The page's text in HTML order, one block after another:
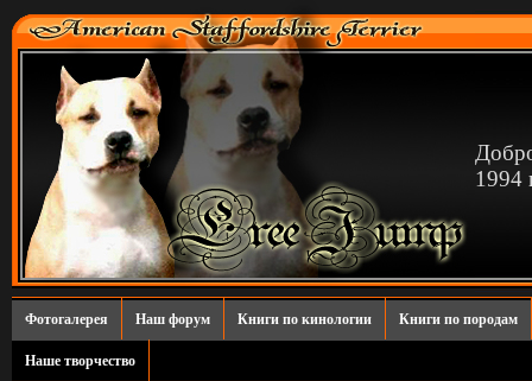
1994
Фотогалерея Наш форум Книги по кинологии Книги по породам
Наше творчество